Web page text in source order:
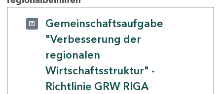
Gemeinschaftsaufgabe
"Verbesserung der
regionalen
Wirtschaftsstruktur" -
Richtlinie GRW RIGA